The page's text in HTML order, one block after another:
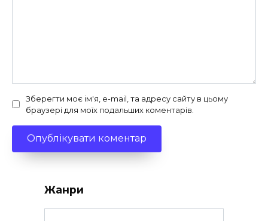
Зберегти моє ім'я, e-mail, та адресу сайту в цьому
браузері для моїх подальших коментарів.
Жанри